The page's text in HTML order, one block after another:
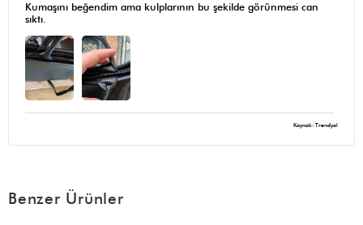
Kumaşını beğendim ama kulplarının bu şekilde görünmesi can
sıktı.
Kaynak: Trendyol
Benzer Ürünler